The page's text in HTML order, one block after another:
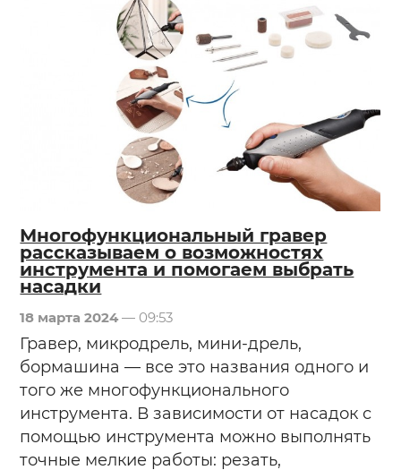
Многофункциональный гравер
рассказываем о возможностях
инструмента и помогаем выбрать
насадки
18 марта 2024 — 09:53
Гравер, микродрель, мини-дрель,
бормашина — все это названия одного и
того же многофункционального
инструмента. В зависимости от насадок с
помощью инструмента можно выполнять
точные мелкие работы: резать,